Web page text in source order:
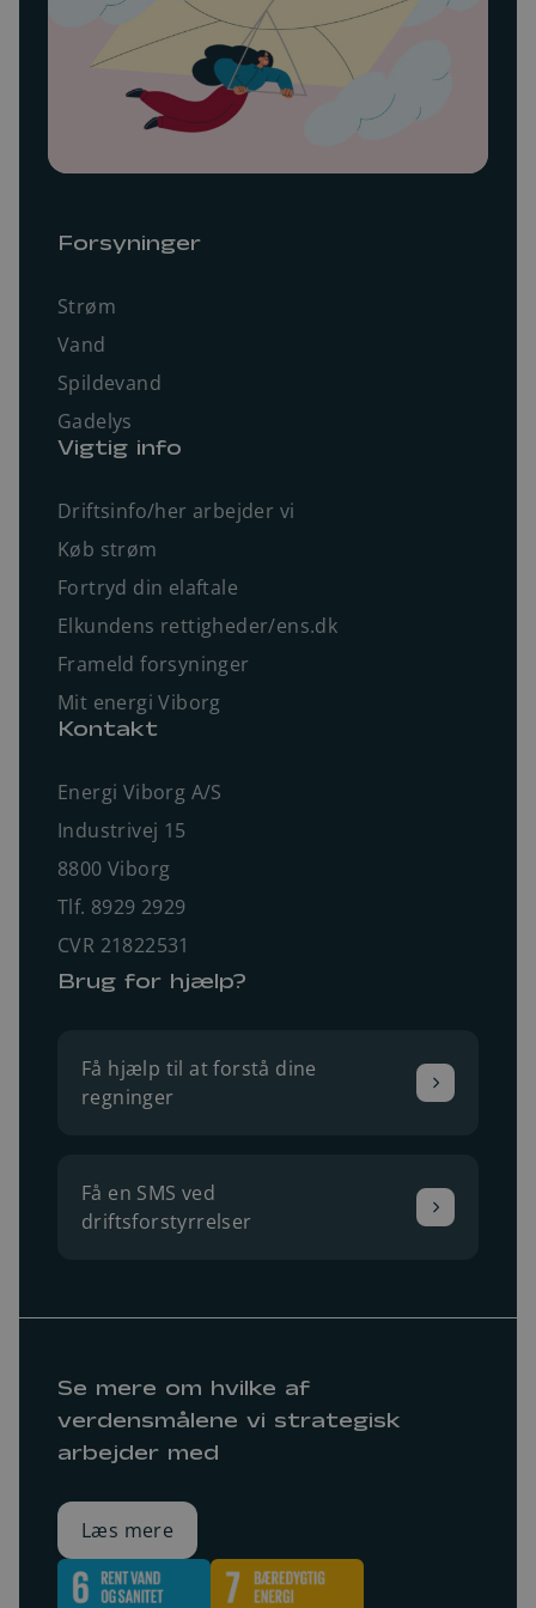
Forsyninger
Strøm
Vand
Spildevand
Gadelys
Vigtig info
Driftsinfo/her arbejder vi
Køb strøm
Fortryd din elaftale
Elkundens rettigheder/ens.dk
Frameld forsyninger
Mit energi Viborg
Kontakt
Energi Viborg A/S
Industrivej 15
8800 Viborg
Tlf. 8929 2929
CVR 21822531
Brug for hjælp?
Få hjælp til at forstå dine
regninger
Få en SMS ved
driftsforstyrrelser
Se mere om hvilke af
verdensmålene vi strategisk
arbejder med
Læs mere